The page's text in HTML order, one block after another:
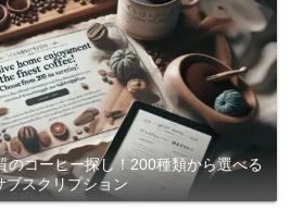
のコーヒー探し！200種類から選べる
ブスクリプション